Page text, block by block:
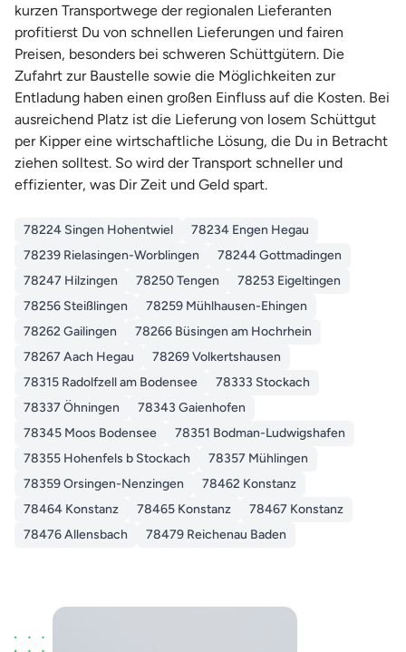
kurzen Transportwege der regionalen Lieferanten
profitierst Du von schnellen Lieferungen und fairen
Preisen, besonders bei schweren Schüttgütern. Die
Zufahrt zur Baustelle sowie die Möglichkeiten zur
Entladung haben einen großen Einfluss auf die Kosten. Bei
ausreichend Platz ist die Lieferung von losem Schüttgut
per Kipper eine wirtschaftliche Lösung, die Du in Betracht
ziehen solltest. So wird der Transport schneller und
effizienter, was Dir Zeit und Geld spart.
78224 Singen Hohentwiel
78234 Engen Hegau
78239 Rielasingen-Worblingen
78244 Gottmadingen
78247 Hilzingen
78250 Tengen
78253 Eigeltingen
78256 Steißlingen
78259 Mühlhausen-Ehingen
78262 Gailingen
78266 Büsingen am Hochrhein
78267 Aach Hegau
78269 Volkertshausen
78315 Radolfzell am Bodensee
78333 Stockach
78337 Öhningen
78343 Gaienhofen
78345 Moos Bodensee
78351 Bodman-Ludwigshafen
78355 Hohenfels b Stockach
78357 Mühlingen
78359 Orsingen-Nenzingen
78462 Konstanz
78464 Konstanz
78465 Konstanz
78467 Konstanz
78476 Allensbach
78479 Reichenau Baden